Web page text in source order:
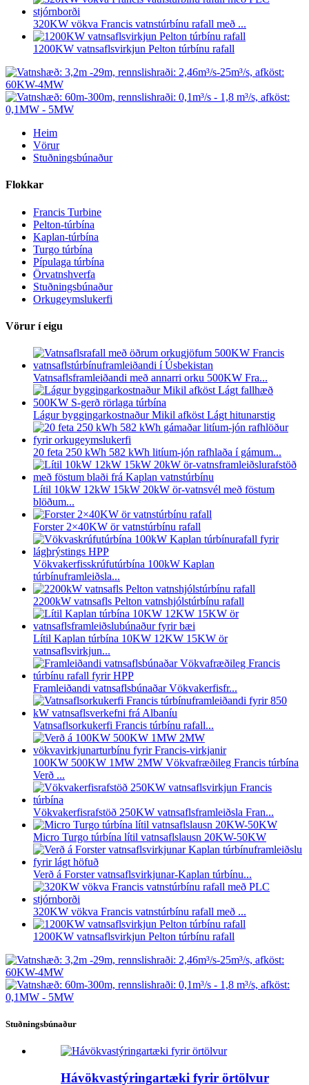
320KW vökva Francis vatnstúrbínu rafall með ...
1200KW vatnsaflsvirkjun Pelton túrbínu rafall
Heim
Vörur
Stuðningsbúnaður
Flokkar
Francis Turbine
Pelton-túrbína
Kaplan-túrbína
Turgo túrbína
Pípulaga túrbína
Örvatnshverfa
Stuðningsbúnaður
Orkugeymslukerfi
Vörur í eigu
Vatnsaflsframleiðandi með annarri orku 500KW Fra...
Lágur byggingarkostnaður Mikil afköst Lágt hitunarstig
20 feta 250 kWh 582 kWh litíum-jón rafhlaða í gámum...
Lítil 10kW 12kW 15kW 20kW ör-vatnsvél með föstum
blöðum...
Forster 2×40KW ör vatnstúrbínu rafall
Vökvakerfisskrúfutúrbína 100kW Kaplan
túrbínuframleiðsla...
2200kW vatnsafls Pelton vatnshjólstúrbínu rafall
Lítil Kaplan túrbína 10KW 12KW 15KW ör
vatnsaflsvirkjun...
Framleiðandi vatnsaflsbúnaðar Vökvakerfisfr...
Vatnsaflsorkukerfi Francis túrbínu rafall...
100KW 500KW 1MW 2MW Vökvafræðileg Francis túrbína
Verð ...
Vökvakerfisrafstöð 250KW vatnsaflsframleiðsla Fran...
Micro Turgo túrbína lítil vatnsaflslausn 20KW-50KW
Verð á Forster vatnsaflsvirkjunar-Kaplan túrbínu...
320KW vökva Francis vatnstúrbínu rafall með ...
1200KW vatnsaflsvirkjun Pelton túrbínu rafall
Stuðningsbúnaður
Hávökvastýringartæki fyrir örtölvur